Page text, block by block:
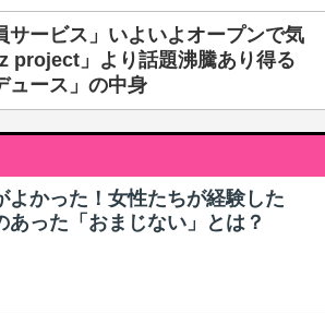
サービス」いよいよオープンで気
project」より話題沸騰あり得る
ュース」の中身
よかった！女性たちが経験した
あった「おまじない」とは？